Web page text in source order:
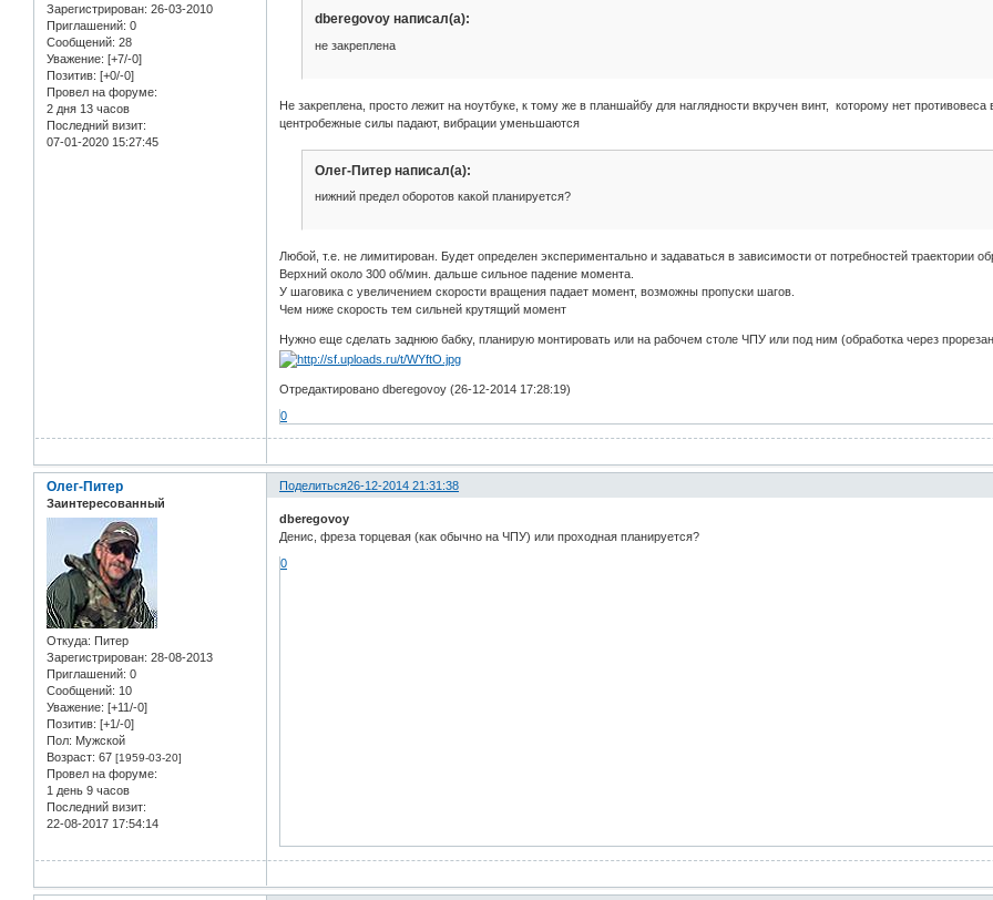
Зарегистрирован: 26-03-2010
Приглашений: 0
Сообщений: 28
Уважение: [+7/-0]
Позитив: [+0/-0]
Провел на форуме:
2 дня 13 часов
Последний визит:
07-01-2020 15:27:45
dberegovoy написал(а):
не закреплена
Не закреплена, просто лежит на ноутбуке, к тому же в планшайбу для наглядности вкручен винт, которому нет
центробежные силы падают, вибрации уменьшаются
Олег-Питер написал(а):
нижний предел оборотов какой планируется?
Любой, т.е. не лимитирован. Будет определен экспериментально и задаваться в зависимости от потребностей траектории
Верхний около 300 об/мин. дальше сильное падение момента.
У шаговика с увеличением скорости вращения падает момент, возможны пропуски шагов.
Чем ниже скорость тем сильней крутящий момент
Нужно еще сделать заднюю бабку, планирую монтировать или на рабочем столе ЧПУ или под ним (обработка через
Отредактировано dberegovoy (26-12-2014 17:28:19)
0
Поделиться26-12-2014 21:31:38
Олег-Питер
Заинтересованный
Откуда: Питер
Зарегистрирован: 28-08-2013
Приглашений: 0
Сообщений: 10
Уважение: [+11/-0]
Позитив: [+1/-0]
Пол: Мужской
Возраст: 67 [1959-03-20]
Провел на форуме:
1 день 9 часов
Последний визит:
22-08-2017 17:54:14
dberegovoy
Денис, фреза торцевая (как обычно на ЧПУ) или проходная планируется?
0